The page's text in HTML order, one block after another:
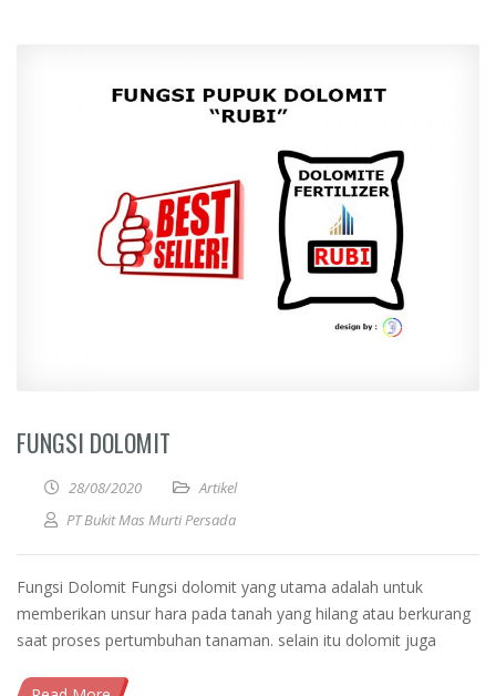
FUNGSI DOLOMIT
28/08/2020
Artikel
PT Bukit Mas Murti Persada
Fungsi Dolomit Fungsi dolomit yang utama adalah untuk
memberikan unsur hara pada tanah yang hilang atau berkurang
saat proses pertumbuhan tanaman. selain itu dolomit juga